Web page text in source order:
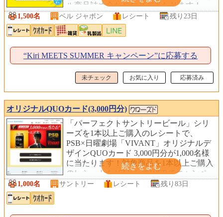
ル商品詰め合わせなどが当たります！
1,500名 ベル ジャポン レシート 残り23日
“Kiri MEETS SUMMER キャンペーン”に応募する
未チェック お気に入り 応募済み
オリジナルQUOカード(3,000円分)
「パーフェクトサントリービール」シリ
ーズを1本以上ご購入のレシートで、
PSB×日曜劇場「VIVANT」オリジナルデ
ザインQUOカード 3,000円分が1,000名様
に当たります！対象商品を1本以上ご購入
のレシートを1口としてWEBでキャンペ
ーンにご応募ください。
1,000名 サントリー レシート 残り83日